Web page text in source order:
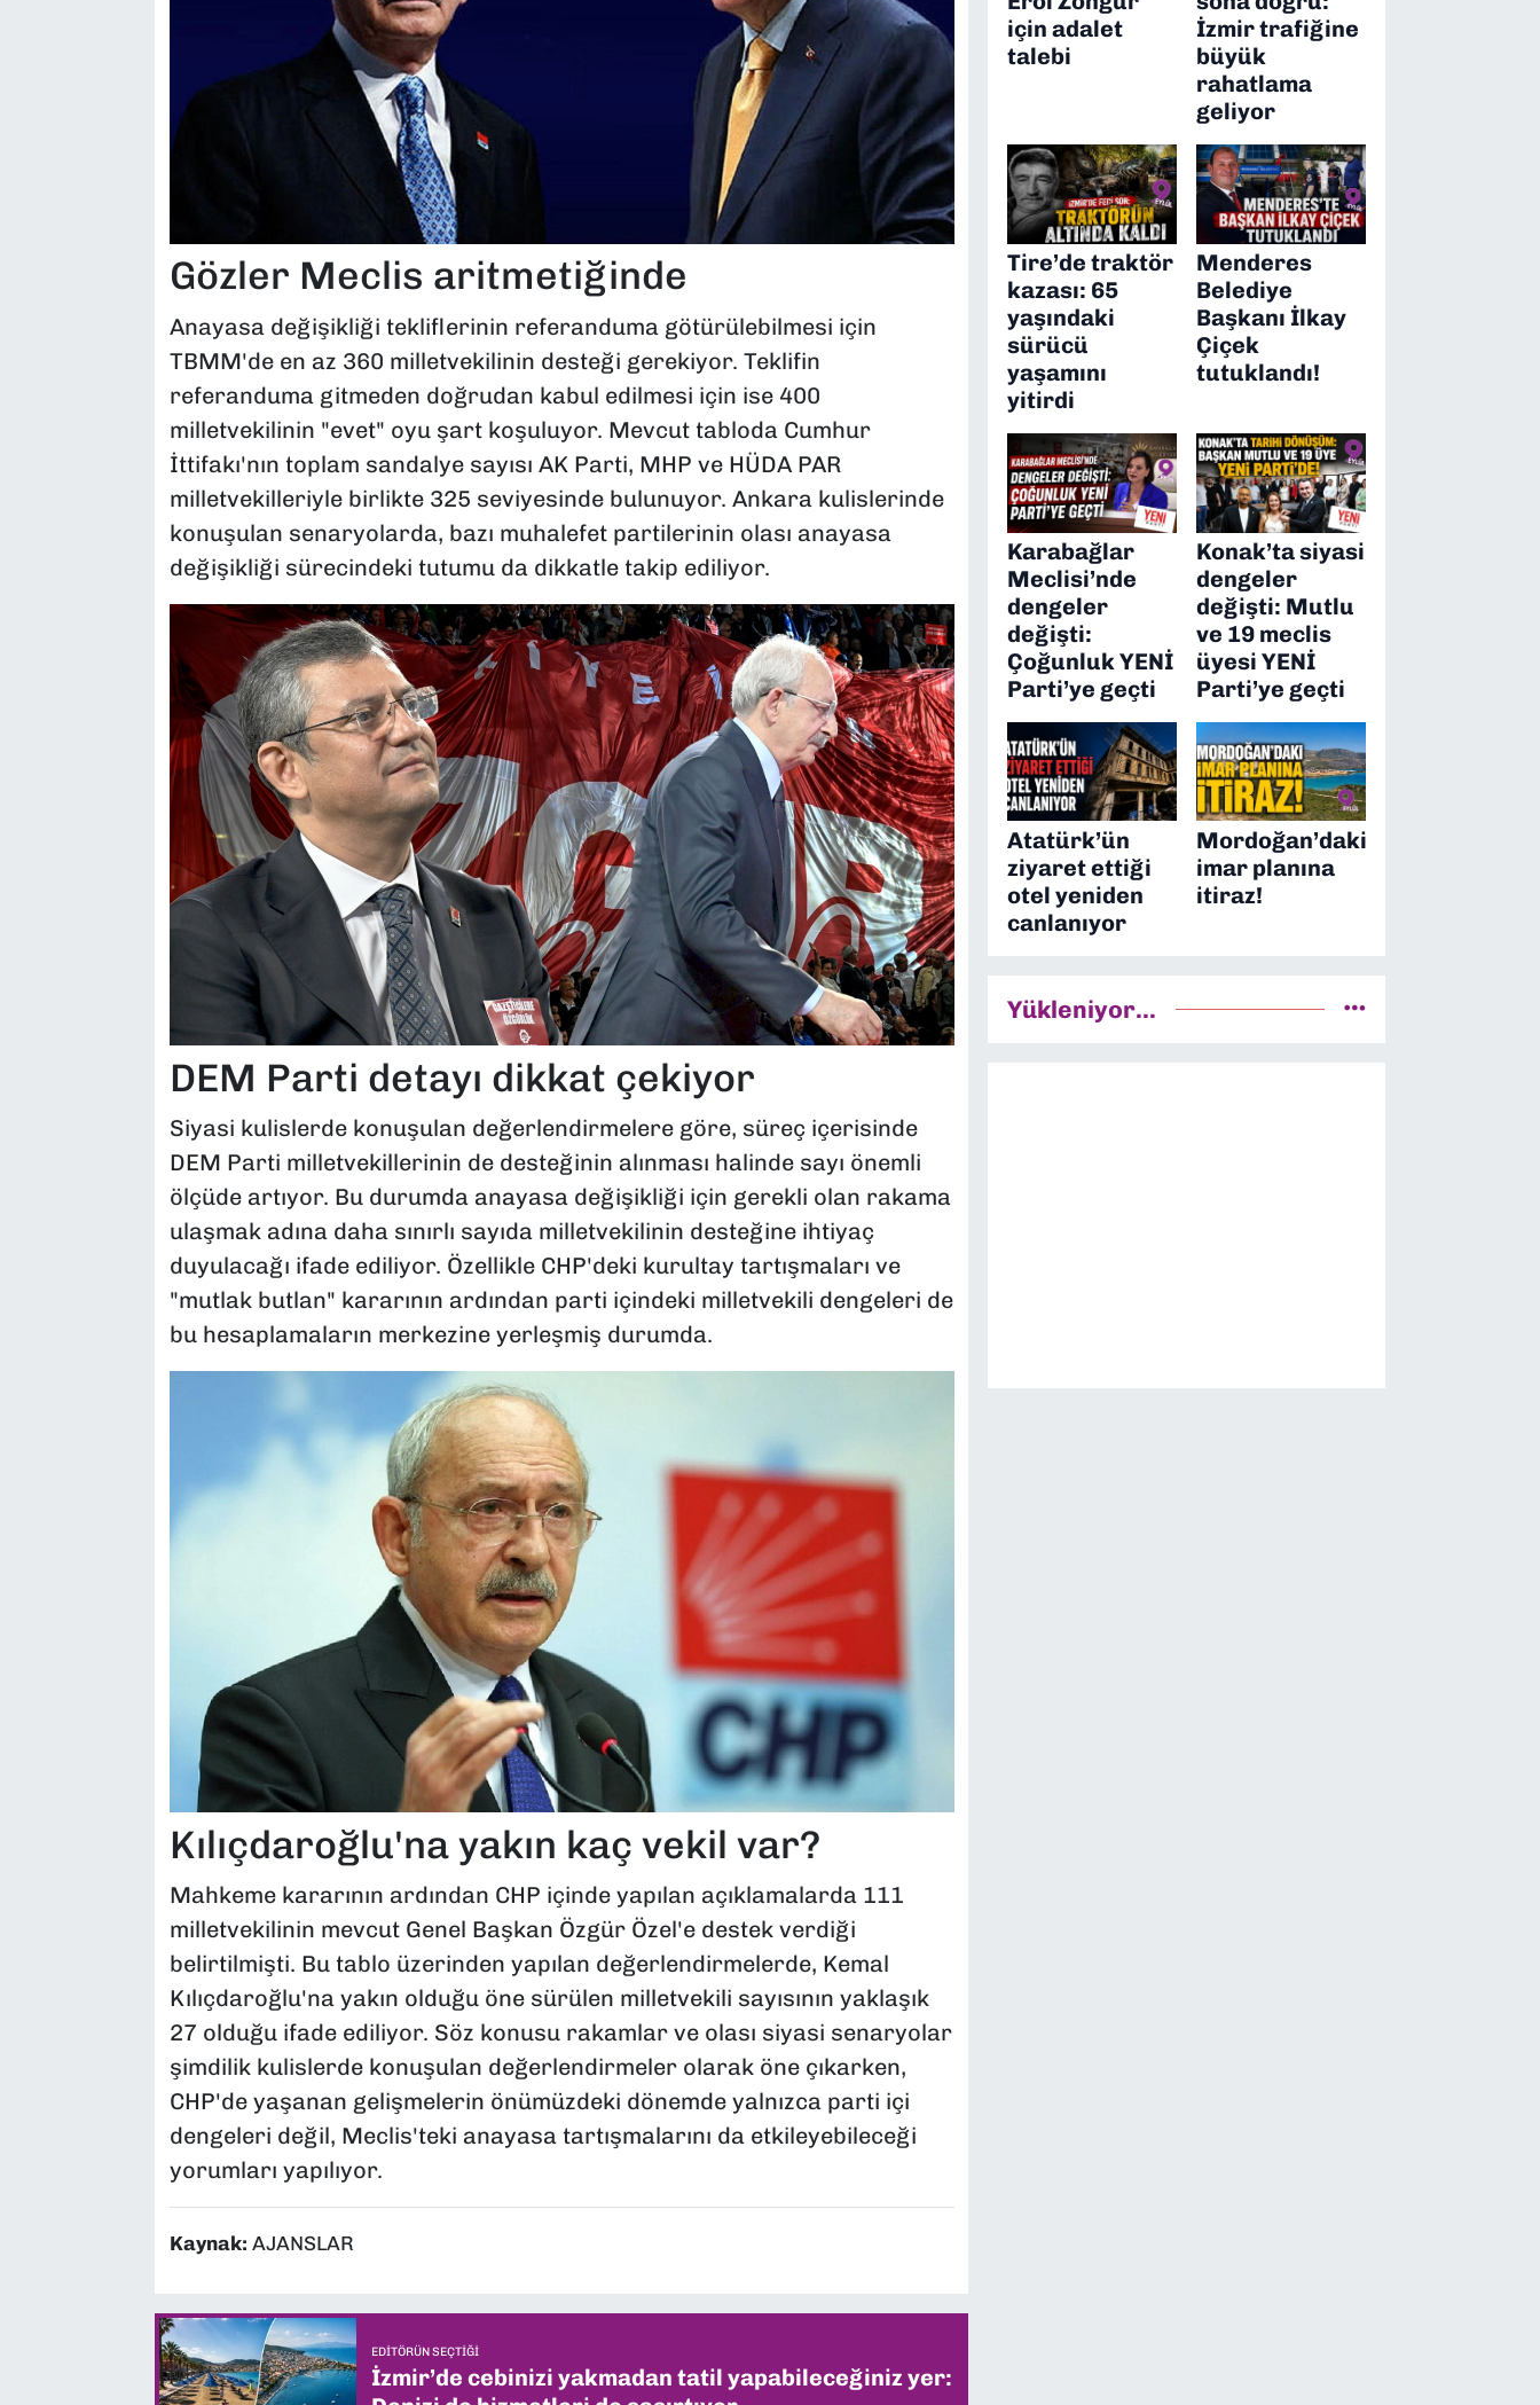
Gözler Meclis aritmetiğinde
Anayasa değişikliği tekliflerinin referanduma götürülebilmesi için
TBMM'de en az 360 milletvekilinin desteği gerekiyor. Teklifin
referanduma gitmeden doğrudan kabul edilmesi için ise 400
milletvekilinin "evet" oyu şart koşuluyor. Mevcut tabloda Cumhur
İttifakı'nın toplam sandalye sayısı AK Parti, MHP ve HÜDA PAR
milletvekilleriyle birlikte 325 seviyesinde bulunuyor. Ankara kulislerinde
konuşulan senaryolarda, bazı muhalefet partilerinin olası anayasa
değişikliği sürecindeki tutumu da dikkatle takip ediliyor.
DEM Parti detayı dikkat çekiyor
Siyasi kulislerde konuşulan değerlendirmelere göre, süreç içerisinde
DEM Parti milletvekillerinin de desteğinin alınması halinde sayı önemli
ölçüde artıyor. Bu durumda anayasa değişikliği için gerekli olan rakama
ulaşmak adına daha sınırlı sayıda milletvekilinin desteğine ihtiyaç
duyulacağı ifade ediliyor. Özellikle CHP'deki kurultay tartışmaları ve
"mutlak butlan" kararının ardından parti içindeki milletvekili dengeleri de
bu hesaplamaların merkezine yerleşmiş durumda.
Kılıçdaroğlu'na yakın kaç vekil var?
Mahkeme kararının ardından CHP içinde yapılan açıklamalarda 111
milletvekilinin mevcut Genel Başkan Özgür Özel'e destek verdiği
belirtilmişti. Bu tablo üzerinden yapılan değerlendirmelerde, Kemal
Kılıçdaroğlu'na yakın olduğu öne sürülen milletvekili sayısının yaklaşık
27 olduğu ifade ediliyor. Söz konusu rakamlar ve olası siyasi senaryolar
şimdilik kulislerde konuşulan değerlendirmeler olarak öne çıkarken,
CHP'de yaşanan gelişmelerin önümüzdeki dönemde yalnızca parti içi
dengeleri değil, Meclis'teki anayasa tartışmalarını da etkileyebileceği
yorumları yapılıyor.
Kaynak: AJANSLAR
EDITÖRÜN SEÇTIĞI
İzmir’de cebinizi yakmadan tatil yapabileceğiniz yer:
için adalet
talebi
İzmir trafiğine
büyük
rahatlama
geliyor
Tire’de traktör
kazası: 65
yaşındaki
sürücü
yaşamını
yitirdi
Menderes
Belediye
Başkanı İlkay
Çiçek
tutuklandı!
Karabağlar
Meclisi’nde
dengeler
değişti:
Çoğunluk YENİ
Parti’ye geçti
Konak’ta siyasi
dengeler
değişti: Mutlu
ve 19 meclis
üyesi YENİ
Parti’ye geçti
Atatürk’ün
ziyaret ettiği
otel yeniden
canlanıyor
Mordoğan’daki
imar planına
itiraz!
Yükleniyor...